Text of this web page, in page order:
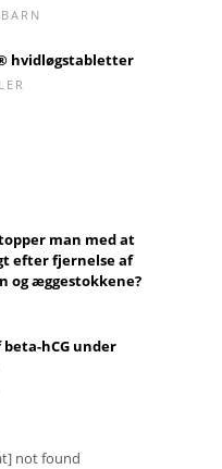
hvidløgstabletter
man med at
efter fjernelse af
og æggestokkene?
hCG under
not found